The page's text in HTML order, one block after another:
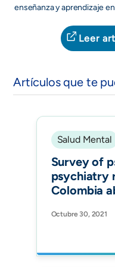
enseñanza y aprendizaje
Leer
Artículos que te
Salud Mental
Survey of
psychiatry
Colombia
practices in
Octubre 30, 2021